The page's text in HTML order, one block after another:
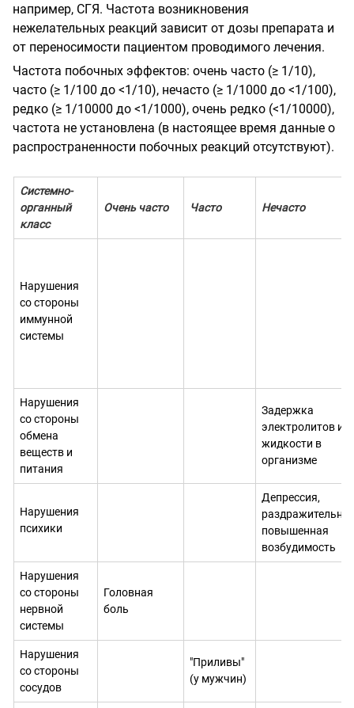
например, СГЯ. Частота возникновения
нежелательных реакций зависит от дозы препарата и
от переносимости пациентом проводимого лечения.
Частота побочных эффектов: очень часто (≥ 1/10),
часто (≥ 1/100 до <1/10), нечасто (≥ 1/1000 до <1/100),
редко (≥ 1/10000 до <1/1000), очень редко (<1/10000),
частота не установлена (в настоящее время данные о
распространенности побочных реакций отсутствуют).
Системно-
органный
класс
Очень часто Часто Нечасто
Нарушения
со стороны
иммунной
системы
Нарушения
со стороны
обмена
веществ и
питания
Задержка
электролитов и
жидкости в
организме
Нарушения
психики
Депрессия,
повышенная
возбудимость
Нарушения
со стороны
нервной
системы
Головная
боль
Нарушения
со стороны
сосудов
"Приливы"
(у мужчин)